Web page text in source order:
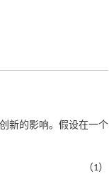
新的影响。假设在一个
（1）